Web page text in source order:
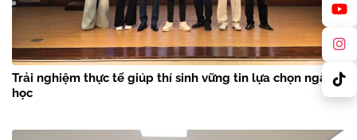
Trải nghiệm thực tế giúp thí sinh vững tin lựa chọn ngành
học